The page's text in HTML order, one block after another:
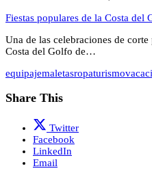
Fiestas populares de la Costa del
Una de las celebraciones de
Costa del Golfo de…
equipajemaletasropaturismo
Share This
Twitter
Facebook
LinkedIn
Email